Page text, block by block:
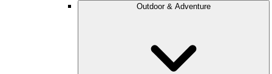
Outdoor & Adventure